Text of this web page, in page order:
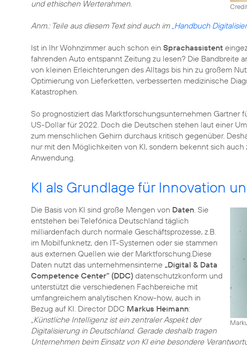
und ethischen Werterahmen.
Anm.: Teile aus diesem Text sind auch im „Handbuch
Ist in Ihr Wohnzimmer auch schon ein Sprachassistent
fahrenden Auto entspannt Zeitung zu lesen? Die Bandbreite
von kleinen Erleichterungen des Alltags bis hin zu großem
Optimierung von Lieferketten, verbesserten medizinische
Katastrophen.
So prognostiziert das Marktforschungsunternehmen Gartner
US-Dollar für 2022. Doch die Deutschen stehen laut einer
zum menschlichen Gehirn durchaus kritisch gegenüber.
nur mit den Möglichkeiten von KI, sondern bekennt sich
Anwendung.
KI als Grundlage für Innovation
Die Basis von KI sind große Mengen von Daten. Sie
entstehen bei Telefónica Deutschland täglich
milliardenfach durch normale Geschäftsprozesse, z.B.
im Mobilfunknetz, den IT-Systemen oder sie stammen
aus externen Quellen wie der Marktforschung.Diese
Daten nutzt das unternehmensinterne „Digital & Data
Competence Center“ (DDC) datenschutzkonform und
unterstützt die verschiedenen Fachbereiche mit
umfangreichem analytischen Know-how, auch in
Bezug auf KI. Director DDC Markus Heimann:
„Künstliche Intelligenz ist ein zentraler Aspekt der
Digitalisierung in Deutschland. Gerade deshalb tragen
Unternehmen beim Einsatz von KI eine besondere